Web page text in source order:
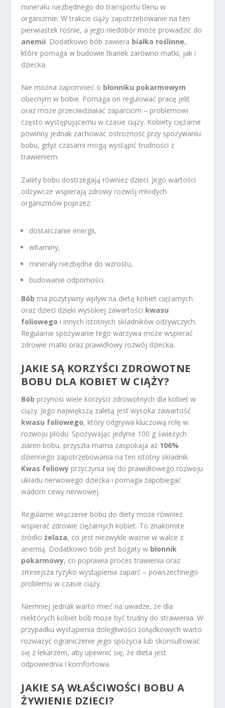
minerału niezbędnego do transportu tlenu w
organizmie. W trakcie ciąży zapotrzebowanie na ten
pierwiastek rośnie, a jego niedobór może prowadzić do
anemii. Dodatkowo bób zawiera białko roślinne,
które pomaga w budowie tkanek zarówno matki, jak i
dziecka.
Nie można zapomnieć o błonniku pokarmowym
obecnym w bobie. Pomaga on regulować pracę jelit
oraz może przeciwdziałać zaparciom – problemowi
często występującemu w czasie ciąży. Kobiety ciężarne
powinny jednak zachować ostrożność przy spożywaniu
bobu, gdyż czasami mogą wystąpić trudności z
trawieniem.
Zalety bobu dostrzegają również dzieci. Jego wartości
odżywcze wspierają zdrowy rozwój młodych
organizmów poprzez:
dostarczanie energii,
witaminy,
minerały niezbędne do wzrostu,
budowanie odporności.
Bób ma pozytywny wpływ na dietę kobiet ciężarnych
oraz dzieci dzięki wysokiej zawartości kwasu
foliowego i innych istotnych składników odżywczych.
Regularne spożywanie tego warzywa może wspierać
zdrowie matki oraz prawidłowy rozwój dziecka.
JAKIE SĄ KORZYŚCI ZDROWOTNE
BOBU DLA KOBIET W CIĄŻY?
Bób przynosi wiele korzyści zdrowotnych dla kobiet w
ciąży. Jego największą zaletą jest wysoka zawartość
kwasu foliowego, który odgrywa kluczową rolę w
rozwoju płodu. Spożywając jedynie 100 g świeżych
ziaren bobu, przyszła mama zaspokaja aż 106%
dziennego zapotrzebowania na ten istotny składnik.
Kwas foliowy przyczynia się do prawidłowego rozwoju
układu nerwowego dziecka i pomaga zapobiegać
wadom cewy nerwowej.
Regularne włączenie bobu do diety może również
wspierać zdrowie ciężarnych kobiet. To znakomite
źródłożelaza, co jest niezwykle ważne w walce z
anemią. Dodatkowo bób jest bogaty w błonnik
pokarmowy, co poprawia proces trawienia oraz
zmniejsza ryzyko wystąpienia zaparć – powszechnego
problemu w czasie ciąży.
Niemniej jednak warto mieć na uwadze, że dla
niektórych kobiet bób może być trudny do strawienia. W
przypadku wystąpienia dolegliwości żołądkowych warto
rozważyć ograniczenie jego spożycia lub skonsultować
się z lekarzem, aby upewnić się, że dieta jest
odpowiednia i komfortowa.
JAKIE SĄ WŁAŚCIWOŚCI BOBU A
ŻYWIENIE DZIECI?